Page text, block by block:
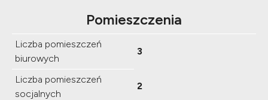
Pomieszczenia
Liczba pomieszczeń
biurowych
3
Liczba pomieszczeń
socjalnych
2